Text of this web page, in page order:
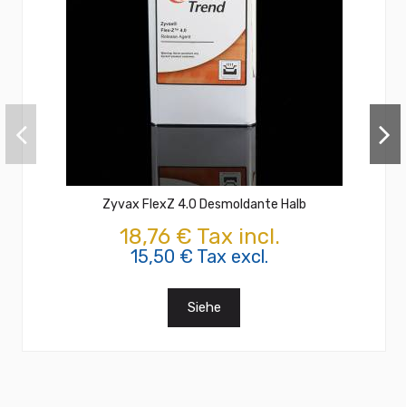
Zyvax FlexZ 4.0 Desmoldante Halb
18,76 € Tax incl.
15,50 € Tax excl.
Siehe